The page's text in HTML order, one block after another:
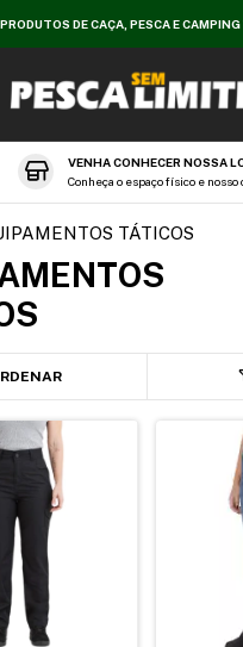
DE CAÇA, PESCA E
VENHA CONHECER NOSSA
Conheça o espaço físico e nosso
TÁTICOS